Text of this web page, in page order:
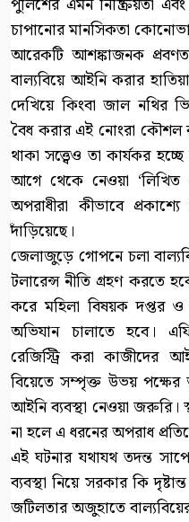
চাপানোর মানসিকতা
আরেকটি আশঙ্কাজনক
বাল্যবিয়ে আইনি করার
দেখিয়ে কিংবা জাল নথির
বৈধ করার এই নোংরা কৌশল
থাকা সত্ত্বেও তা কার্যকর
আগে থেকে নেওয়া ‘লিখিত
অপরাধীরা কীভাবে
দাঁড়িয়েছে।
জেলাজুড়ে গোপনে চলা
টলারেন্স নীতি গ্রহণ করতে
করে মহিলা বিষয়ক দপ্তর ও
অভিযান চালাতে হবে।
রেজিস্ট্রি করা
বিয়েতে সম্পৃক্ত উভয় পক্ষের
আইনি ব্যবস্থা নেওয়া জরুরি।
না হলে এ ধরনের অপরাধ
এই ঘটনার যথাযথ তদন্ত
ব্যবস্থা নিয়ে সরকার কি
জটিলতার অজুহাতে